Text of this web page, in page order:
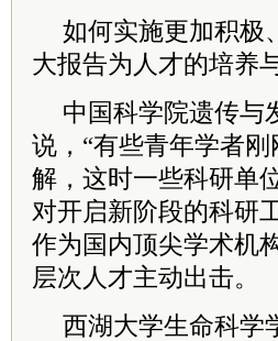
如何实施更加积极
大报告为人才的培养
中国科学院遗传与
说，“有些青年学者
解，这时一些科研单
对开启新阶段的科研
作为国内顶尖学术机
层次人才主动出击。
西湖大学生命科学